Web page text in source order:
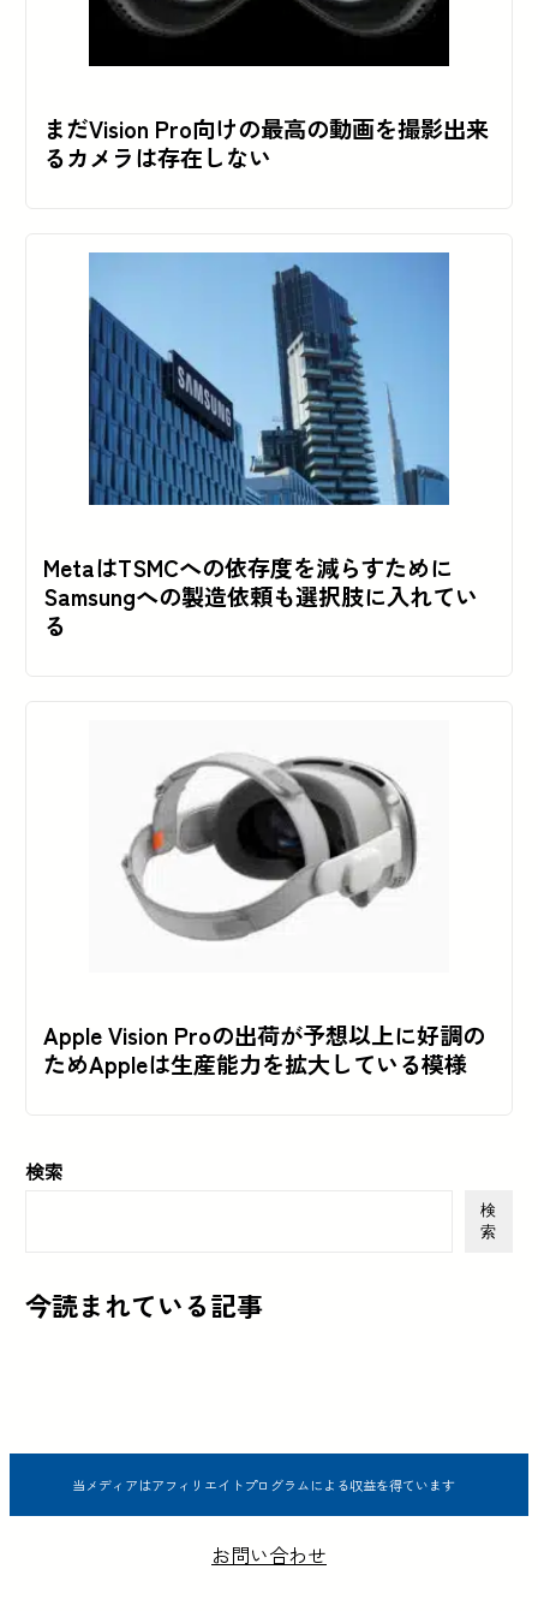
まだVision Pro向けの最高の動画を撮影出来
るカメラは存在しない
MetaはTSMCへの依存度を減らすために
Samsungへの製造依頼も選択肢に入れてい
る
Apple Vision Proの出荷が予想以上に好調の
ためAppleは生産能力を拡大している模様
検索
検
索
今読まれている記事
当メディアはアフィリエイトプログラムによる収益を得ています
お問い合わせ